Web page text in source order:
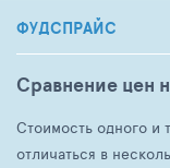
ФУДСПРАЙС
Сравнение цен
Стоимость одного и
отличаться в